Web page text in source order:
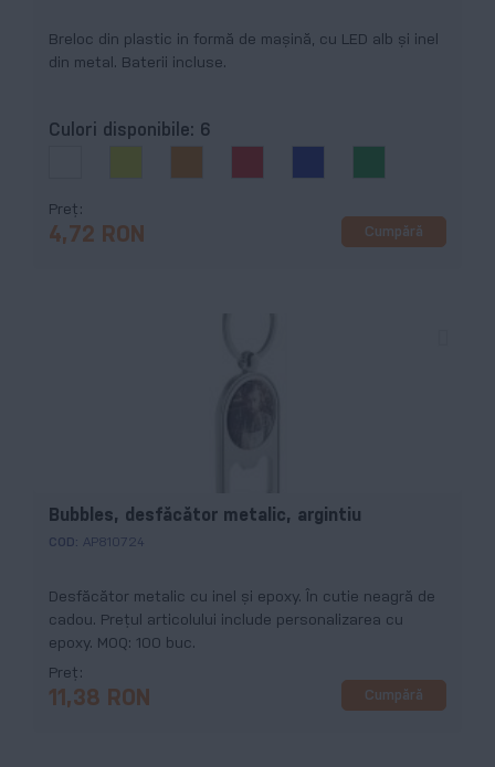
Breloc din plastic in formă de maşină, cu LED alb şi inel
din metal. Baterii incluse.
Culori disponibile: 6
Preț
4,72 RON Cumpără
Bubbles, desfăcător metalic, argintiu
COD: AP810724
Desfăcător metalic cu inel şi epoxy. În cutie neagră de
cadou. Preţul articolului include personalizarea cu
epoxy. MOQ: 100 buc.
Preț
11,38 RON Cumpără